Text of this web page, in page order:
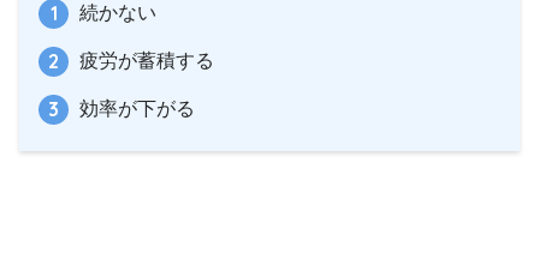
続かない
疲労が蓄積する
効率が下がる